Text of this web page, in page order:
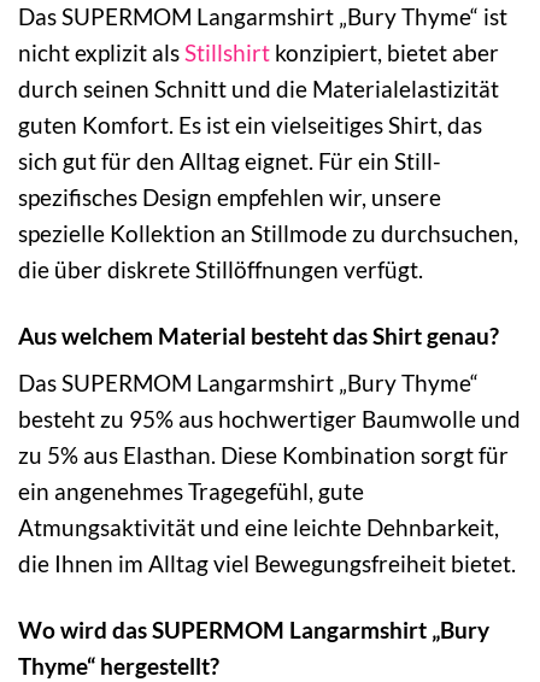
Das SUPERMOM Langarmshirt „Bury Thyme“ ist
nicht explizit alsStillshirt konzipiert, bietet aber
durch seinen Schnitt und die Materialelastizität
guten Komfort. Es ist ein vielseitiges Shirt, das
sich gut für den Alltag eignet. Für ein Still-
spezifisches Design empfehlen wir, unsere
spezielle Kollektion an Stillmode zu durchsuchen,
die über diskrete Stillöffnungen verfügt.
Aus welchem Material besteht das Shirt genau?
Das SUPERMOM Langarmshirt „Bury Thyme“
besteht zu 95% aus hochwertiger Baumwolle und
zu 5% aus Elasthan. Diese Kombination sorgt für
ein angenehmes Tragegefühl, gute
Atmungsaktivität und eine leichte Dehnbarkeit,
die Ihnen im Alltag viel Bewegungsfreiheit bietet.
Wo wird das SUPERMOM Langarmshirt „Bury
Thyme“ hergestellt?